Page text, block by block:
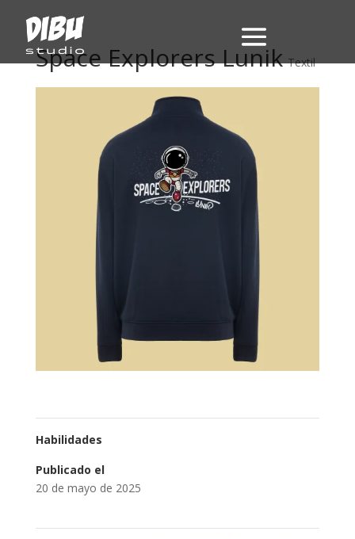
Space Explorers Lunik Textil
Habilidades
Publicado el
20 de mayo de 2025